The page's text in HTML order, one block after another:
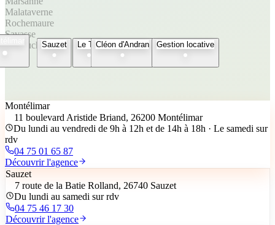
Malataverne
Rochemaure
Savasse
EspelucheSauzet Le TeilCléon d'Andran Gestion locative
Montélimar
11 boulevard Aristide Briand, 26200 Montélimar
Du lundi au vendredi de 9h à 12h et de 14h à 18h · Le samedi sur
rdv
04 75 01 65 87
Découvrir l'agence
Sauzet
7 route de la Batie Rolland, 26740 Sauzet
Du lundi au samedi sur rdv
04 75 46 17 30
Découvrir l'agence